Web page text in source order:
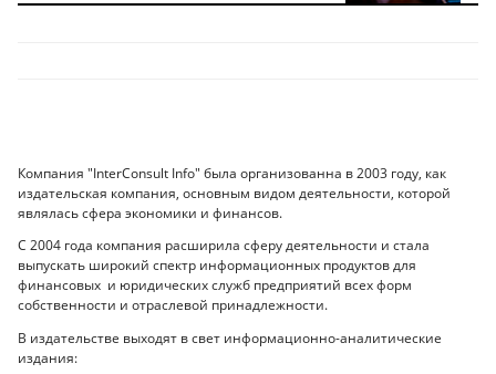
Компания "InterConsult Info" была организованна в 2003 году, как
издательская компания, основным видом деятельности, которой
являлась сфера экономики и финансов.
С 2004 года компания расширила сферу деятельности и стала
выпускать широкий спектр информационных продуктов для
финансовых и юридических служб предприятий всех форм
собственности и отраслевой принадлежности.
В издательстве выходят в свет информационно-аналитические
издания: